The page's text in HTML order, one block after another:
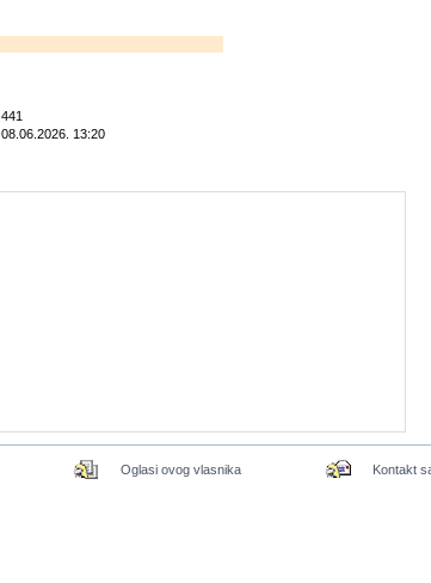
441
08.06.2026. 13:20
Oglasi ovog vlasnika Kontakt